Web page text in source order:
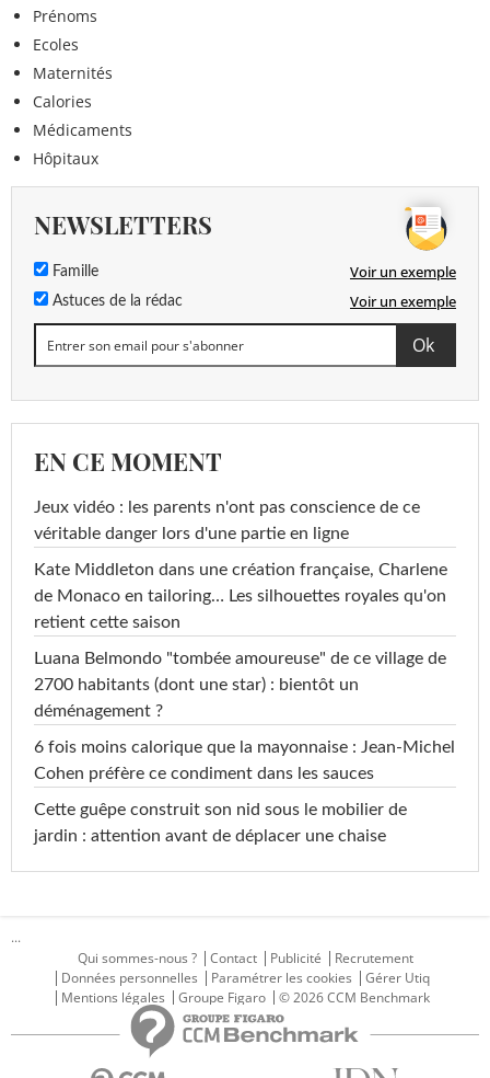
Prénoms
Ecoles
Maternités
Calories
Médicaments
Hôpitaux
NEWSLETTERS
Famille Voir un exemple
Astuces de la rédac Voir un exemple
EN CE MOMENT
Jeux vidéo : les parents n'ont pas conscience de ce
véritable danger lors d'une partie en ligne
Kate Middleton dans une création française, Charlene
de Monaco en tailoring… Les silhouettes royales qu'on
retient cette saison
Luana Belmondo "tombée amoureuse" de ce village de
2700 habitants (dont une star) : bientôt un
déménagement ?
6 fois moins calorique que la mayonnaise : Jean-Michel
Cohen préfère ce condiment dans les sauces
Cette guêpe construit son nid sous le mobilier de
jardin : attention avant de déplacer une chaise
...
Qui sommes-nous ?
Contact Publicité
Recrutement
Données personnelles
Paramétrer les cookies
Gérer Utiq
Mentions légales
Groupe Figaro © 2026 CCM Benchmark